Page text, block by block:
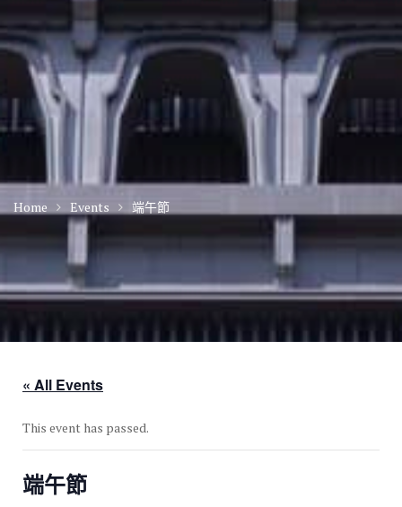
Home Events 端午節
« All Events
This event has passed.
端午節